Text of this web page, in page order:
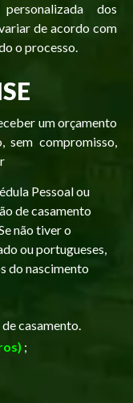
dos
de acordo com
o processo.
umorçamento
sem compromisso,
Pessoal ou
de casamento
não tiver o
ou portugueses,
do nascimento
casamento.
;